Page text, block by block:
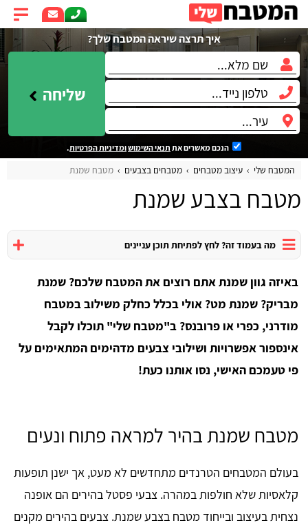
איך תרצה שיראה המטבח שלך?
שליחה
הנכם מאשרים את תנאי השימושומדיניות הפרטיות.
המטבח שלי עיצוב מטבחים מטבחים בצבעים מטבח שמנת
מטבח בצבע שמנת
מה בעמוד זה? לחץ לפתיחת תוכן עניינים
באיזה גוון שמנת אתם רוצים את המטבח שלכם? שמנת
מבריק? שמנת מט? אולי בכלל כחלק משילוב במטבח
מודרני, כפרי או פרובנס? ב"מטבח שלי" תוכלו לקבל
אינספור אפשרויות ושילובי צבעים מדהימים המתאימים על
פי טעמכם האישי, נסו אותנו כעת!
מטבח שמנת בהיר למראה פתוח ונעים
בעולם המטבחים הטרנדים מתחדשים לא מעט, אך ישנן תופעות
קלאסיות שלא חולפות במהרה. צבעי פסטל בהירים הם אופנה
נצחית בעיצוב ובייחוד מטבח בצבע שמנת. צבעים בהירים מקנים